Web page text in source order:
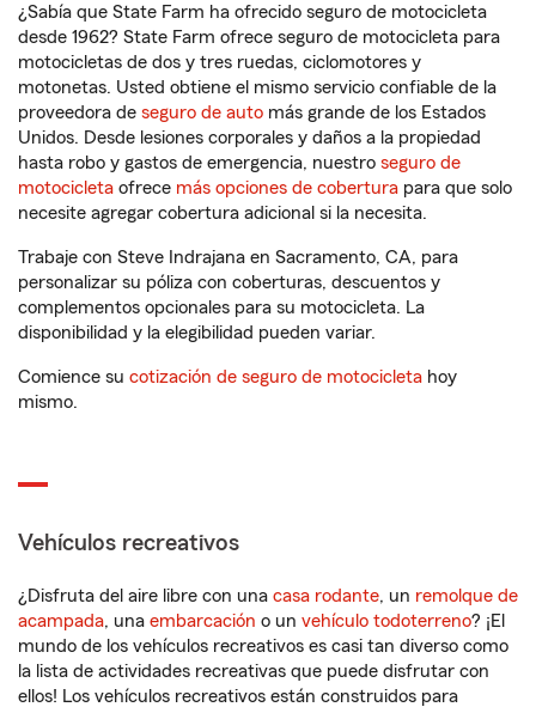
¿Sabía que State Farm ha ofrecido seguro de motocicleta
desde 1962? State Farm ofrece seguro de motocicleta para
motocicletas de dos y tres ruedas, ciclomotores y
motonetas. Usted obtiene el mismo servicio confiable de la
proveedora de seguro de auto más grande de los Estados
Unidos. Desde lesiones corporales y daños a la propiedad
hasta robo y gastos de emergencia, nuestro seguro de
motocicleta ofrece más opciones de cobertura para que solo
necesite agregar cobertura adicional si la necesita.
Trabaje con Steve Indrajana en Sacramento, CA, para
personalizar su póliza con coberturas, descuentos y
complementos opcionales para su motocicleta. La
disponibilidad y la elegibilidad pueden variar.
Comience su cotización de seguro de motocicleta hoy
mismo.
Vehículos recreativos
¿Disfruta del aire libre con una casa rodante, un remolque de
acampada, una embarcación o un vehículo todoterreno? ¡El
mundo de los vehículos recreativos es casi tan diverso como
la lista de actividades recreativas que puede disfrutar con
ellos! Los vehículos recreativos están construidos para